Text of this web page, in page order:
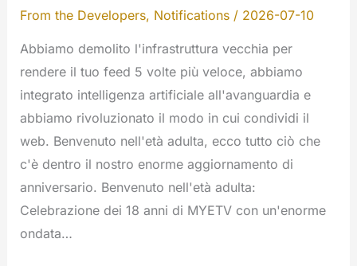
From the Developers, Notifications/ 2026-07-10
Abbiamo demolito l'infrastruttura vecchia per
rendere il tuo feed 5 volte più veloce, abbiamo
integrato intelligenza artificiale all'avanguardia e
abbiamo rivoluzionato il modo in cui condividi il
web. Benvenuto nell'età adulta, ecco tutto ciò che
c'è dentro il nostro enorme aggiornamento di
anniversario. Benvenuto nell'età adulta:
Celebrazione dei 18 anni di MYETV con un'enorme
ondata…